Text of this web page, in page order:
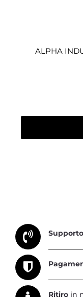
ALPHA
Supporto
Ritiro in